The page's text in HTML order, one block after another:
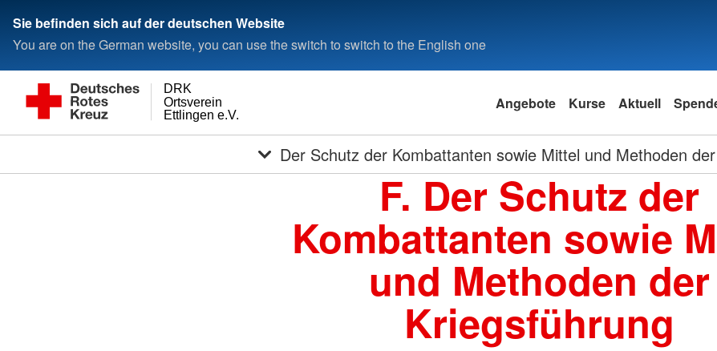
Sie befinden sich auf der deutschen Website
You are on the German website, you can use the switch to switch to the English one
Ettlingen e.V.
Ortsverein
DRK
Angebote Kurse Aktuell
Der Schutz der Kombattanten sowie Mittel und Methoden
F. Der Schutz der
Kombattanten sowie
und Methoden der
Kriegsführung